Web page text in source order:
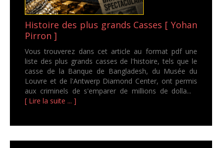
Histoire des plus grands Casses [ Yohan
Pirron ]
Vous trouverez dans cet article au format pdf une
liste des plus grands casses de l'histoire, tels que le
casse de la Banque de Bangladesh, du Musée du
Louvre et de l'Antwerp Diamond Center, ont permis
aux criminels de s'emparer de millions de dolla...
[ Lire la suite ... ]